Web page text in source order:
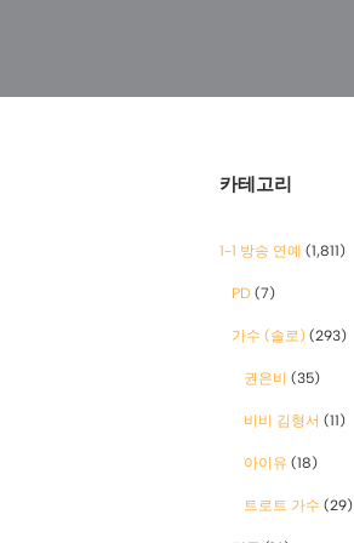
카테고리
1-1 방송 연예 (1,811)
PD (7)
가수 (솔로) (293)
권은비 (35)
비비 김형서 (11)
아이유 (18)
트로트 가수 (29)